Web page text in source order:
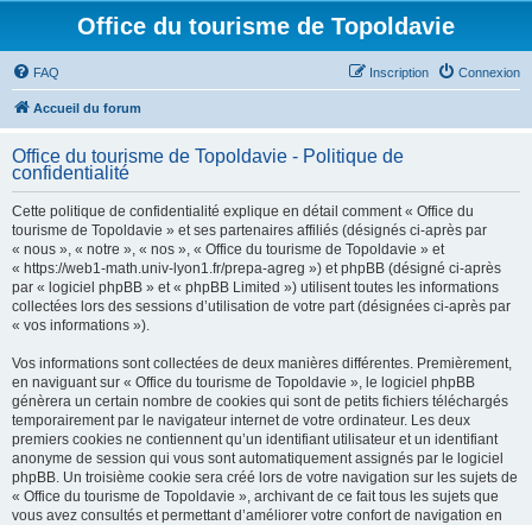
Office du tourisme de Topoldavie
FAQ Connexion
Inscription
Accueil du forum
Office du tourisme de Topoldavie - Politique de
confidentialité
Cette politique de confidentialité explique en détail comment « Office du
tourisme de Topoldavie » et ses partenaires affiliés (désignés ci-après par
« nous », « notre », « nos », « Office du tourisme de Topoldavie » et
« https://web1-math.univ-lyon1.fr/prepa-agreg ») et phpBB (désigné ci-après
par « logiciel phpBB » et « phpBB Limited ») utilisent toutes les informations
collectées lors des sessions d’utilisation de votre part (désignées ci-après par
« vos informations »).
Vos informations sont collectées de deux manières différentes. Premièrement,
en naviguant sur « Office du tourisme de Topoldavie », le logiciel phpBB
génèrera un certain nombre de cookies qui sont de petits fichiers téléchargés
temporairement par le navigateur internet de votre ordinateur. Les deux
premiers cookies ne contiennent qu’un identifiant utilisateur et un identifiant
anonyme de session qui vous sont automatiquement assignés par le logiciel
phpBB. Un troisième cookie sera créé lors de votre navigation sur les sujets de
« Office du tourisme de Topoldavie », archivant de ce fait tous les sujets que
vous avez consultés et permettant d’améliorer votre confort de navigation en